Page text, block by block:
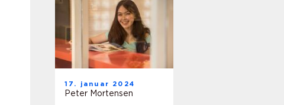
17. januar 2024
Peter Mortensen